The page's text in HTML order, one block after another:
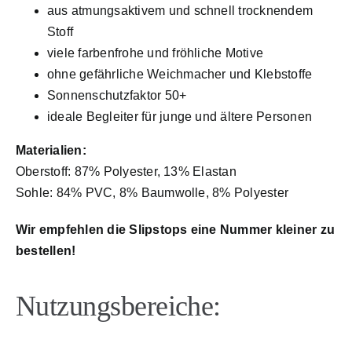
aus atmungsaktivem und schnell trocknendem
Stoff
viele farbenfrohe und fröhliche Motive
ohne gefährliche Weichmacher und Klebstoffe
Sonnenschutzfaktor 50+
ideale Begleiter für junge und ältere Personen
Materialien:
Oberstoff: 87% Polyester, 13% Elastan
Sohle: 84% PVC, 8% Baumwolle, 8% Polyester
Wir empfehlen die Slipstops eine Nummer kleiner zu
bestellen!
Nutzungsbereiche: